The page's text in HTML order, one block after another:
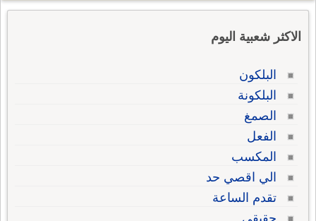
الاكثر شعبية اليوم
البلكون
البلكونة
الصمغ
الفعل
المكسب
الي اقصي حد
تقدم الساعة